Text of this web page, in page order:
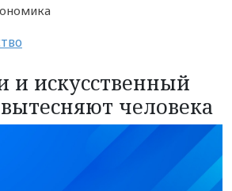
и искусственный
человека